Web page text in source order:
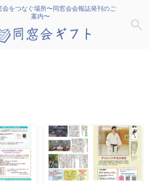
会をつなぐ場所〜同窓会会報誌発刊のご
案内〜